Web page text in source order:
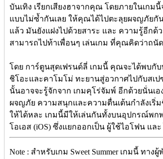
บันเทิง เรียกเสียงฮาจากคุณ โดยภายในเก
แบบไม่ซ้ำกันเลย ให้คุณได้ไปตะลุยผจญภัยกั
แล้ว มันยังแฝงไปด้วยสาระ และ ความรู้อีก
สามารถไปท้าเพื่อนๆ เล่นเกม ที่คุณคิดว่าถนั
โดย การ์ตูนสุดเฟรนด์ลี่ เกมนี้ คุณจะได้พบกั
ชิโอะและคาโมโม่ ทะยานสู่อวกาศไปกับสเ
นั้นอาจจะรู้จักจาก เกมคุโร่จัมพ์ อีกด้วยนั่นเ
ผจญภัย ความสนุกและความตื่นเต้นกำลังเริ่
ให้ได้หละ เกมนี้มีให้เล่นกันทั้งบนอุปกรณ์พก
โอเอส (iOS) ซึ่งแยกออกเป็น ผู้ใช้ไอโฟน แ
Note : สำหรับเกม Sweet Summer เกมนี้ ทา